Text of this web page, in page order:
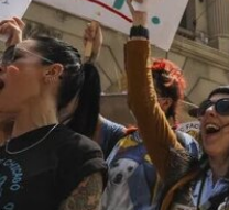
中造价最高的博物馆，
博物馆将重点展示
2009年起开始建立馆
列展品的方式，展览将
文化”、“土地”、“语言
稿，这种设计旨在邀